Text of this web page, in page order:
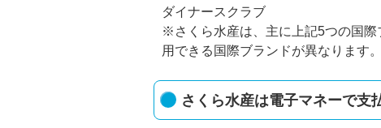
ダイナースクラブ
※さくら水産は、主に上記5つの国際
用できる国際ブランドが異なります。
さくら水産は電子マネーで支